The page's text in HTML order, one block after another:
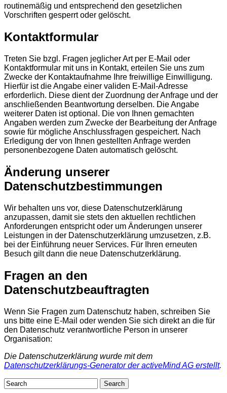
routinemäßig und entsprechend den gesetzlichen
Vorschriften gesperrt oder gelöscht.
Kontaktformular
Treten Sie bzgl. Fragen jeglicher Art per E-Mail oder
Kontaktformular mit uns in Kontakt, erteilen Sie uns zum
Zwecke der Kontaktaufnahme Ihre freiwillige Einwilligung.
Hierfür ist die Angabe einer validen E-Mail-Adresse
erforderlich. Diese dient der Zuordnung der Anfrage und der
anschließenden Beantwortung derselben. Die Angabe
weiterer Daten ist optional. Die von Ihnen gemachten
Angaben werden zum Zwecke der Bearbeitung der Anfrage
sowie für mögliche Anschlussfragen gespeichert. Nach
Erledigung der von Ihnen gestellten Anfrage werden
personenbezogene Daten automatisch gelöscht.
Änderung unserer
Datenschutzbestimmungen
Wir behalten uns vor, diese Datenschutzerklärung
anzupassen, damit sie stets den aktuellen rechtlichen
Anforderungen entspricht oder um Änderungen unserer
Leistungen in der Datenschutzerklärung umzusetzen, z.B.
bei der Einführung neuer Services. Für Ihren erneuten
Besuch gilt dann die neue Datenschutzerklärung.
Fragen an den
Datenschutzbeauftragten
Wenn Sie Fragen zum Datenschutz haben, schreiben Sie
uns bitte eine E-Mail oder wenden Sie sich direkt an die für
den Datenschutz verantwortliche Person in unserer
Organisation:
Die Datenschutzerklärung wurde mit dem
Datenschutzerklärungs-Generator der activeMind AG erstellt.